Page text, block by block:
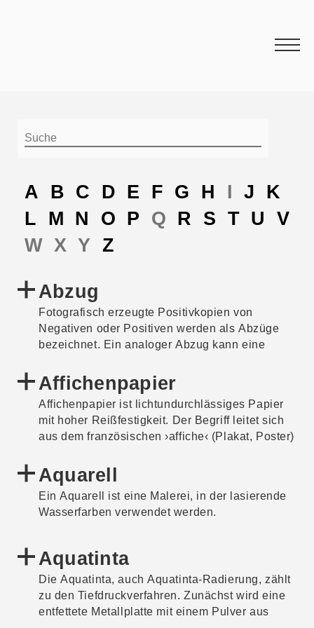
A B C D E F G H I J
K
L
M N O P Q R S T U
V
W X Y Z
Abzug
Fotografisch erzeugte Positivkopien von
Negativen oder Positiven werden als Abzüge
bezeichnet. Ein analoger Abzug kann eine
auf das lichtempfindliche Fotopapier gelegt und
belichtet wird. Auch eine Vergrößerung, bei der
das Negativ in einen Vergrößerer eingelegt und
auf das Fotopapier projiziert wird, bezeichnet
man als Abzug. Das belichtete Fotopapier wird
entsteht ein für unsere Augen sichtbares Bild.
Affichenpapier
Affichenpapier ist lichtundurchlässiges Papier
mit hoher Reißfestigkeit. Der Begriff leitet sich
aus dem französischen ›affiche‹ (Plakat, Poster)
Aquarell
Ein Aquarell ist eine Malerei, in der lasierende
Wasserfarben verwendet werden.
Aquatinta
Die Aquatinta, auch Aquatinta-Radierung, zählt
zu den Tiefdruckverfahren. Zunächst wird eine
entfettete Metallplatte mit einem Pulver aus